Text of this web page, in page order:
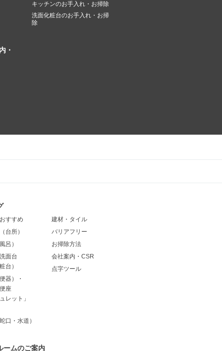
キッチンのお手入れ・お掃除
洗面化粧台のお手入れ・お掃
除
・
すすめ
台所）
呂）
面台
台）
器）・
座
レット」
口・水道）
建材・タイル
バリアフリー
お掃除方法
会社案内・CSR
点字ツール
ームのご案内